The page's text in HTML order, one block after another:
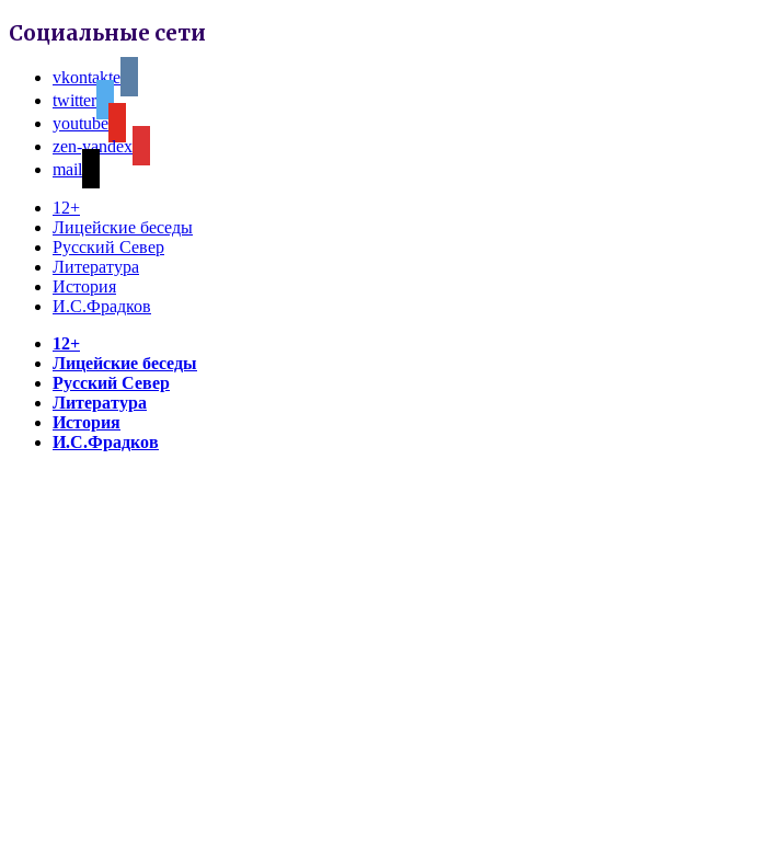
Социальные сети
vkontakte
twitter
youtube
zen-yandex
mail
12+
Лицейские беседы
Русский Север
Литература
История
И.С.Фрадков
12+
Лицейские беседы
Русский Север
Литература
История
И.С.Фрадков